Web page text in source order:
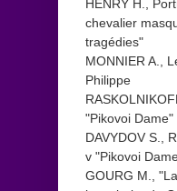
HENRY H.,
chevalier
tragédies"
MONNIER A.,
Philippe
"Pikovoi Dame"
DAVYDOV S.,
v "Pikovoi
GOURG M.,